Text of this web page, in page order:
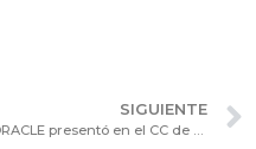
SIGUIENTE